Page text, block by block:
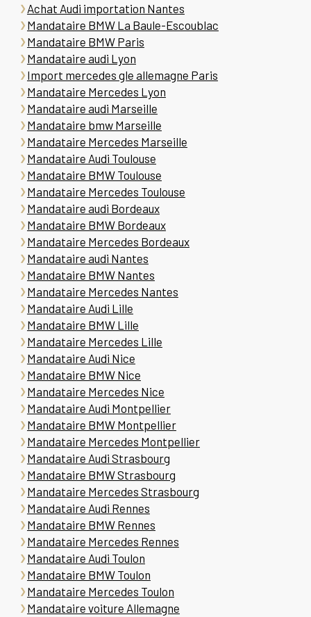
Achat Audi importation Nantes
Mandataire BMW La Baule-Escoublac
Mandataire BMW Paris
Mandataire audi Lyon
Import mercedes gle allemagne Paris
Mandataire Mercedes Lyon
Mandataire audi Marseille
Mandataire bmw Marseille
Mandataire Mercedes Marseille
Mandataire Audi Toulouse
Mandataire BMW Toulouse
Mandataire Mercedes Toulouse
Mandataire audi Bordeaux
Mandataire BMW Bordeaux
Mandataire Mercedes Bordeaux
Mandataire audi Nantes
Mandataire BMW Nantes
Mandataire Mercedes Nantes
Mandataire Audi Lille
Mandataire BMW Lille
Mandataire Mercedes Lille
Mandataire Audi Nice
Mandataire BMW Nice
Mandataire Mercedes Nice
Mandataire Audi Montpellier
Mandataire BMW Montpellier
Mandataire Mercedes Montpellier
Mandataire Audi Strasbourg
Mandataire BMW Strasbourg
Mandataire Mercedes Strasbourg
Mandataire Audi Rennes
Mandataire BMW Rennes
Mandataire Mercedes Rennes
Mandataire Audi Toulon
Mandataire BMW Toulon
Mandataire Mercedes Toulon
Mandataire voiture Allemagne